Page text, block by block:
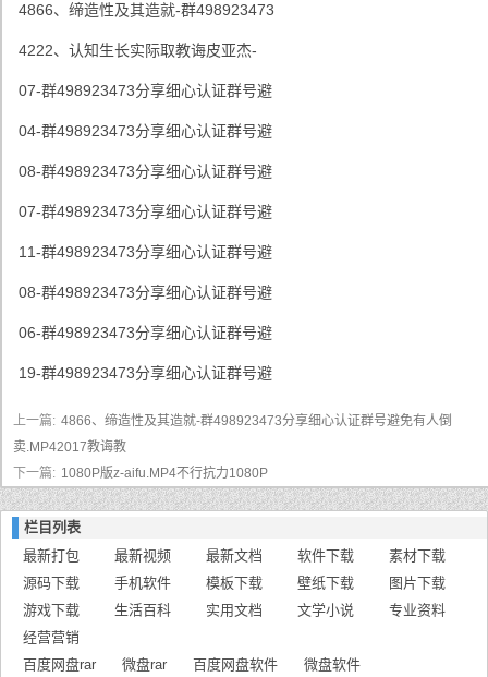
4866、缔造性及其造就-群498923473
4222、认知生长实际取教诲皮亚杰-
07-群498923473分享细心认证群号避
04-群498923473分享细心认证群号避
08-群498923473分享细心认证群号避
07-群498923473分享细心认证群号避
11-群498923473分享细心认证群号避
08-群498923473分享细心认证群号避
06-群498923473分享细心认证群号避
19-群498923473分享细心认证群号避
上一篇: 4866、缔造性及其造就-群498923473分享细心认证群号避免有人倒
卖.MP42017教诲教
下一篇: 1080P版z-aifu.MP4不行抗力1080P
栏目列表
最新打包
最新视频 最新文档 软件下载
素材下载
源码下载
手机软件 模板下载 壁纸下载
图片下载
游戏下载
生活百科 实用文档 文学小说
专业资料
经营营销
百度网盘rar
微盘rar 百度网盘软件 微盘软件